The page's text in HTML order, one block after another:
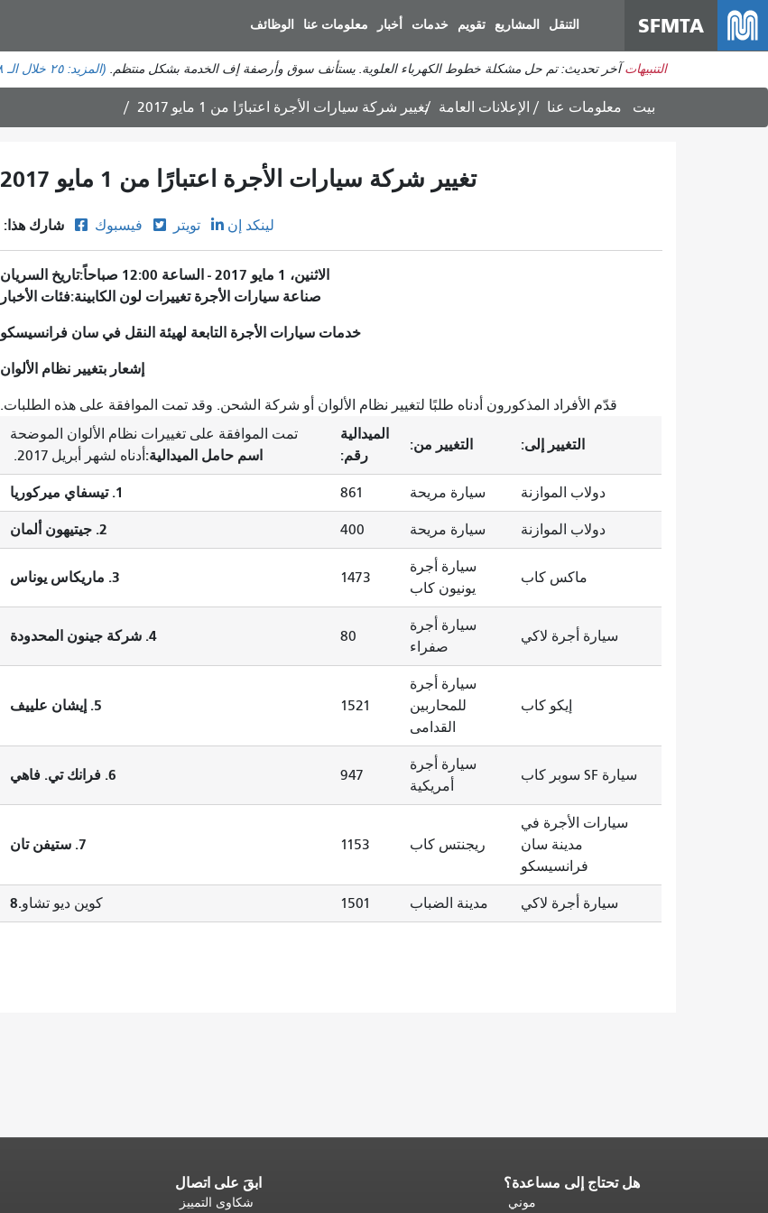
المحتوى
الرئيسي
SFMTA التنقل المشاريع تقويم خدمات أخبار معلومات عنا الوظائف
التنبيهات آخر تحديث: تم حل مشكلة خطوط الكهرباء العلوية. يستأنف سوق وأرصفة إف الخدمة بشكل منتظم. (المزيد:٢٥ خلال الـ ٤٨ ساعة الماضية)
بيت معلومات عنا الإعلانات العامة تغيير شركة سيارات الأجرة اعتبارًا من 1 مايو 2017
تغيير شركة سيارات الأجرة اعتبارًا من 1 مايو 2017
شارك هذا: فيسبوك تويتر لينكد إن
تاريخ السريان
الاثنين، 1 مايو 2017 - الساعة 12:00 صباحاً
فئات الأخبار تغييرات لون الكابينة صناعة سيارات الأجرة
خدمات سيارات الأجرة التابعة لهيئة النقل في سان فرانسيسكو
إشعار بتغيير نظام الألوان
قدّم الأفراد المذكورون أدناه طلبًا لتغيير نظام الألوان أو شركة الشحن. وقد تمت الموافقة على هذه الطلبات.
تمت الموافقة على تغييرات نظام الألوان الموضحة
أدناه لشهر أبريل 2017. اسم حامل الميدالية:
الميدالية
رقم:
التغيير من: التغيير إلى:
1. تيسفاي ميركوريا 861 سيارة مريحة دولاب الموازنة
2. جيتيهون ألمان 400 سيارة مريحة دولاب الموازنة
3. ماريكاس يوناس 1473
سيارة أجرة
يونيون كاب
ماكس كاب
4. شركة جينون المحدودة 80
سيارة أجرة
صفراء
سيارة أجرة لاكي
5. إيشان علييف 1521
سيارة أجرة
للمحاربين
القدامى
إيكو كاب
6. فرانك تي. فاهي 947
سيارة أجرة
أمريكية
سيارة SF سوبر كاب
7. ستيفن تان 1153 ريجنتس كاب
سيارات الأجرة في
مدينة سان
فرانسيسكو
8.كوين ديو تشاو 1501 مدينة الضباب سيارة أجرة لاكي
هل تحتاج إلى مساعدة؟
موني
ابقَ على اتصال
شكاوى التمييز